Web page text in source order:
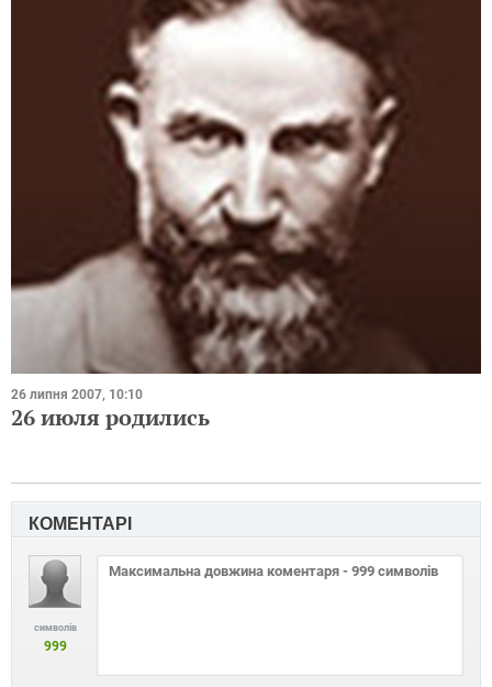
26 липня 2007, 10:10
26 июля родились
КОМЕНТАРІ
символів
999